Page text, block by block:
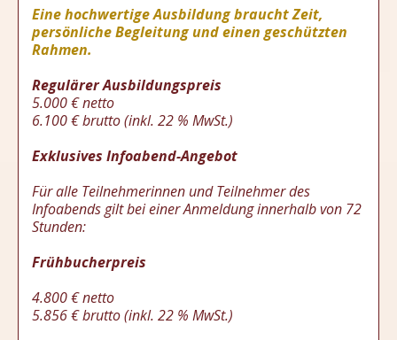
Eine hochwertige Ausbildung braucht Zeit,
persönliche Begleitung und einen geschützten
Rahmen.
Regulärer Ausbildungspreis
5.000 € netto
6.100 € brutto (inkl. 22 % MwSt.)
Exklusives Infoabend-Angebot
Für alle Teilnehmerinnen und Teilnehmer des
Infoabends gilt bei einer Anmeldung innerhalb von 72
Stunden:
Frühbucherpreis
4.800 € netto
5.856 € brutto (inkl. 22 % MwSt.)